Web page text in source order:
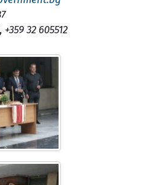
, +359 32 605512